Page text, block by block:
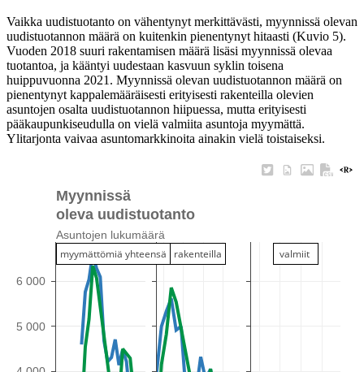
Vaikka uudistuotanto on vähentynyt merkittävästi, myynnissä olevan
uudistuotannon määrä on kuitenkin pienentynyt hitaasti (Kuvio 5).
Vuoden 2018 suuri rakentamisen määrä lisäsi myynnissä olevaa
tuotantoa, ja kääntyi uudestaan kasvuun syklin toisena
huippuvuonna 2021. Myynnissä olevan uudistuotannon määrä on
pienentynyt kappalemääräisesti erityisesti rakenteilla olevien
asuntojen osalta uudistuotannon hiipuessa, mutta erityisesti
pääkaupunkiseudulla on vielä valmiita asuntoja myymättä.
Ylitarjonta vaivaa asuntomarkkinoita ainakin vielä toistaiseksi.